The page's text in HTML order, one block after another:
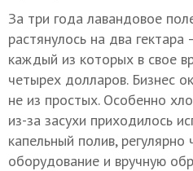
За три года лавандовое
растянулось на два
каждый из которых в свое
четырех долларов. Бизнес
не из простых. Особенно
из-за засухи приходилось
капельный полив, регулярно
оборудование и вручную